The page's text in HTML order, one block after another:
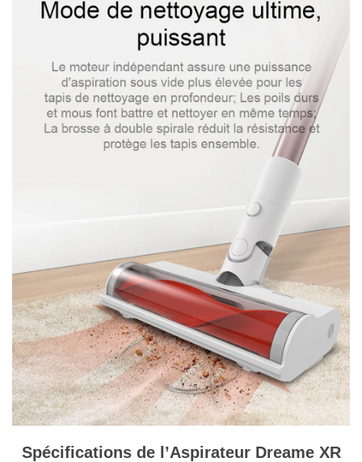
Spécifications de l’Aspirateur Dreame XR